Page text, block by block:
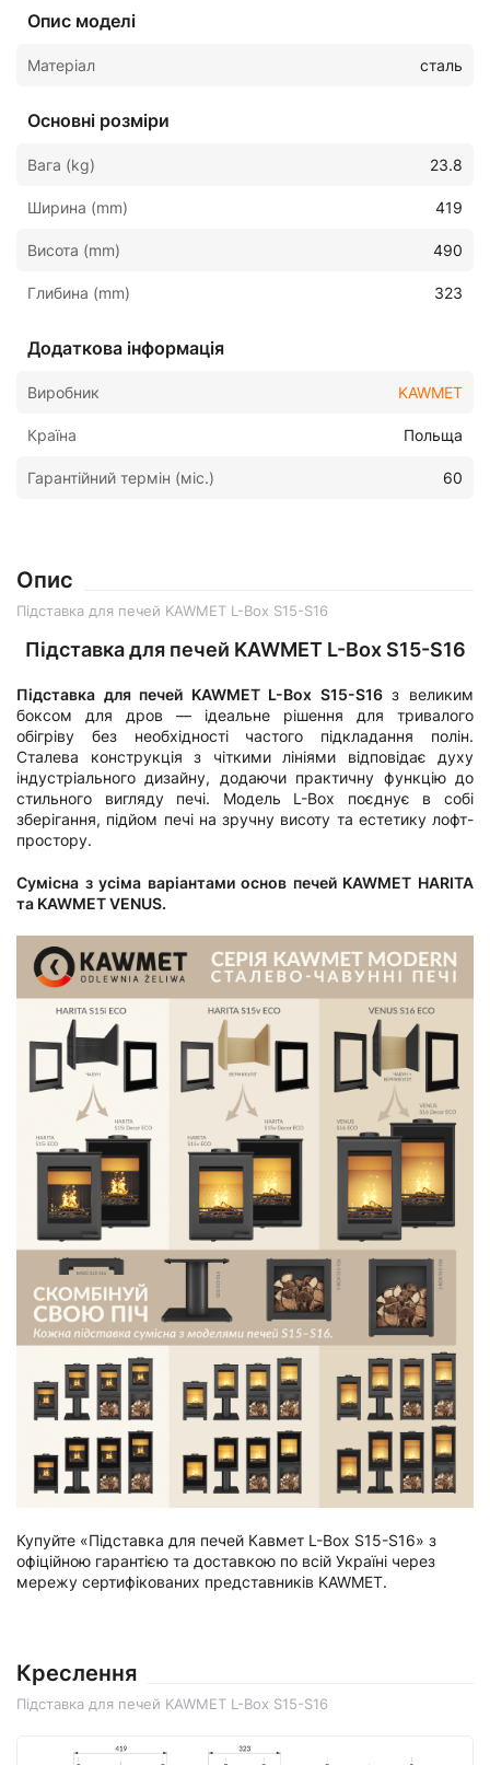
Опис моделі
Матеріал сталь
Основні розміри
Вага (kg) 23.8
Ширина (mm) 419
Висота (mm) 490
Глибина (mm) 323
Додаткова інформація
Виробник KAWMET
Країна Польща
Гарантійний термін (міс.) 60
Опис
Підставка для печей KAWMET L-Box S15-S16
Підставка для печей KAWMET L-Box S15-S16
Підставка для печей KAWMET L-Box S15-S16з великим
боксом для дров — ідеальне рішення для тривалого
обігріву без необхідності частого підкладання полін.
Сталева конструкція з чіткими лініями відповідає духу
індустріального дизайну, додаючи практичну функцію до
стильного вигляду печі. Модель L-Box поєднує в собі
зберігання, підйом печі на зручну висоту та естетику лофт-
простору.
Сумісна з усіма варіантами основ печей KAWMET HARITA
та KAWMET VENUS.
Купуйте «Підставка для печей Кавмет L-Box S15-S16» з
офіційною гарантією та доставкою по всій Україні через
мережу сертифікованих представників KAWMET.
Креслення
Підставка для печей KAWMET L-Box S15-S16